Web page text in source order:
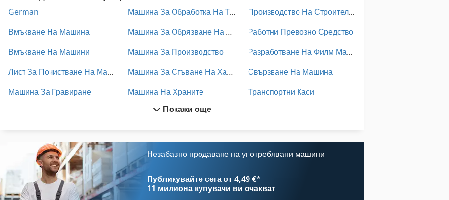
German
Вмъкване На Машина
Вмъкване На Машини
Лист За Почистване На Машини
Машина За Гравиране
Машина За Обработка На Листов Метал
Машина За Обработка На Тръби
Машина За Обрязване На Четка
Машина За Производство
Машина За Сгъване На Хартия
Машина На Храните
Монтаж Железопътен Транспорт
Намаляване На Машина
Производство На Строителни Материали
Работни Превозно Средство
Разработване На Филм Машина
Свързване На Машина
Транспортни Каси
Покажи още
Незабавно продаване на употребявани машини
Публикувайте сега от 4,49 €*
11 милиона купувачи ви очакват